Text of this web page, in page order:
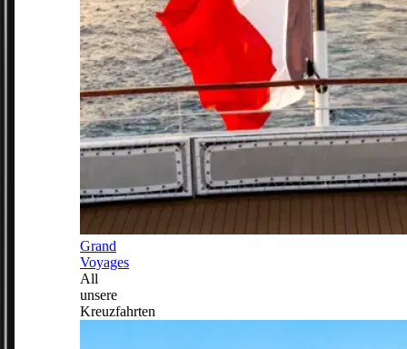
Grand
Voyages
All
unsere
Kreuzfahrten